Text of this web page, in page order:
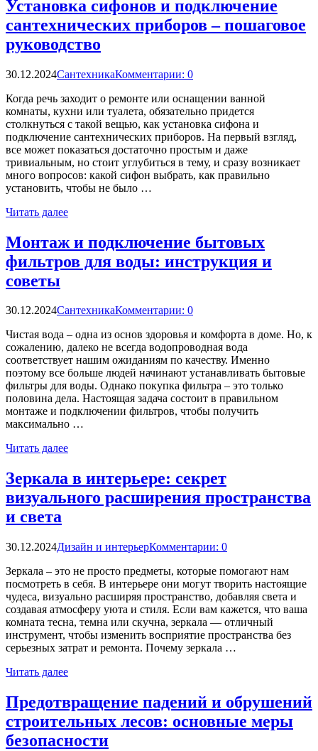
Установка сифонов и подключение
сантехнических приборов – пошаговое
руководство
30.12.2024СантехникаКомментарии: 0
Когда речь заходит о ремонте или оснащении ванной
комнаты, кухни или туалета, обязательно придется
столкнуться с такой вещью, как установка сифона и
подключение сантехнических приборов. На первый взгляд,
все может показаться достаточно простым и даже
тривиальным, но стоит углубиться в тему, и сразу возникает
много вопросов: какой сифон выбрать, как правильно
установить, чтобы не было …
Читать далее
Монтаж и подключение бытовых
фильтров для воды: инструкция и
советы
30.12.2024СантехникаКомментарии: 0
Чистая вода – одна из основ здоровья и комфорта в доме. Но, к
сожалению, далеко не всегда водопроводная вода
соответствует нашим ожиданиям по качеству. Именно
поэтому все больше людей начинают устанавливать бытовые
фильтры для воды. Однако покупка фильтра – это только
половина дела. Настоящая задача состоит в правильном
монтаже и подключении фильтров, чтобы получить
максимально …
Читать далее
Зеркала в интерьере: секрет
визуального расширения пространства
и света
30.12.2024Дизайн и интерьерКомментарии: 0
Зеркала – это не просто предметы, которые помогают нам
посмотреть в себя. В интерьере они могут творить настоящие
чудеса, визуально расширяя пространство, добавляя света и
создавая атмосферу уюта и стиля. Если вам кажется, что ваша
комната тесна, темна или скучна, зеркала — отличный
инструмент, чтобы изменить восприятие пространства без
серьезных затрат и ремонта. Почему зеркала …
Читать далее
Предотвращение падений и обрушений
строительных лесов: основные меры
безопасности